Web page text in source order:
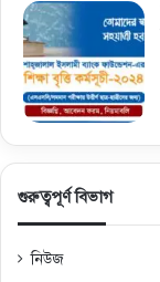
গুরুত্বপূর্ণ বিভাগ
নিউজ